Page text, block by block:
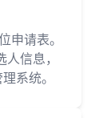
申请表。
信息，
系统。